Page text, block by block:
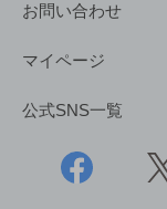
お問い合わせ
マイページ
公式SNS一覧